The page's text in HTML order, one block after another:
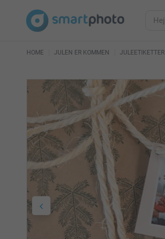
HOME JULEN ER KOMMEN JULEETIKETTER